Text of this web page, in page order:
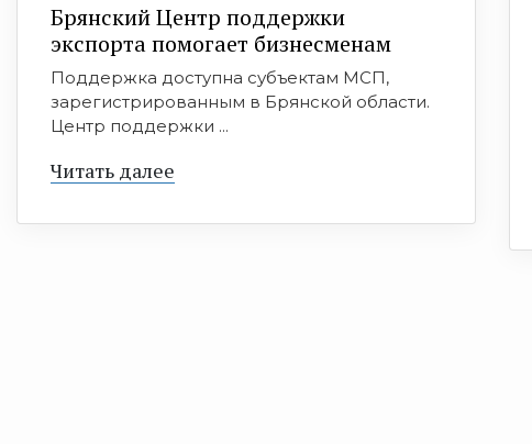
Брянский Центр поддержки
экспорта помогает бизнесменам
Поддержка доступна субъектам МСП,
зарегистрированным в Брянской области.
Центр поддержки ...
Читать далее